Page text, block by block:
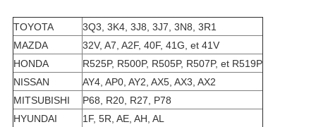
TOYOTA
3Q3, 3K4, 3J8, 3J7, 3N8, 3R1
MAZDA
32V, A7, A2F, 40F, 41G, et 41V
HONDA
R525P, R500P, R505P, R507P, et R519P
NISSAN
AY4, AP0, AY2, AX5, AX3, AX2
MITSUBISHI
P68, R20, R27, P78
HYUNDAI
1F, 5R, AE, AH, AL